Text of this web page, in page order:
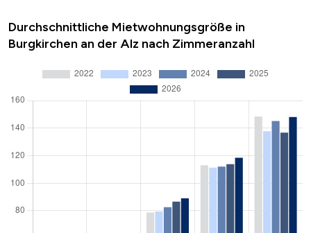
Durchschnittliche Mietwohnungsgröße in
Burgkirchen an der Alz nach Zimmeranzahl